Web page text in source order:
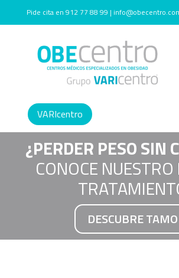
Pide cita en 912 77 88 99 |
VARIcentro
¿PERDER PESO SIN
CONOCE
DESCUBRE TAMO